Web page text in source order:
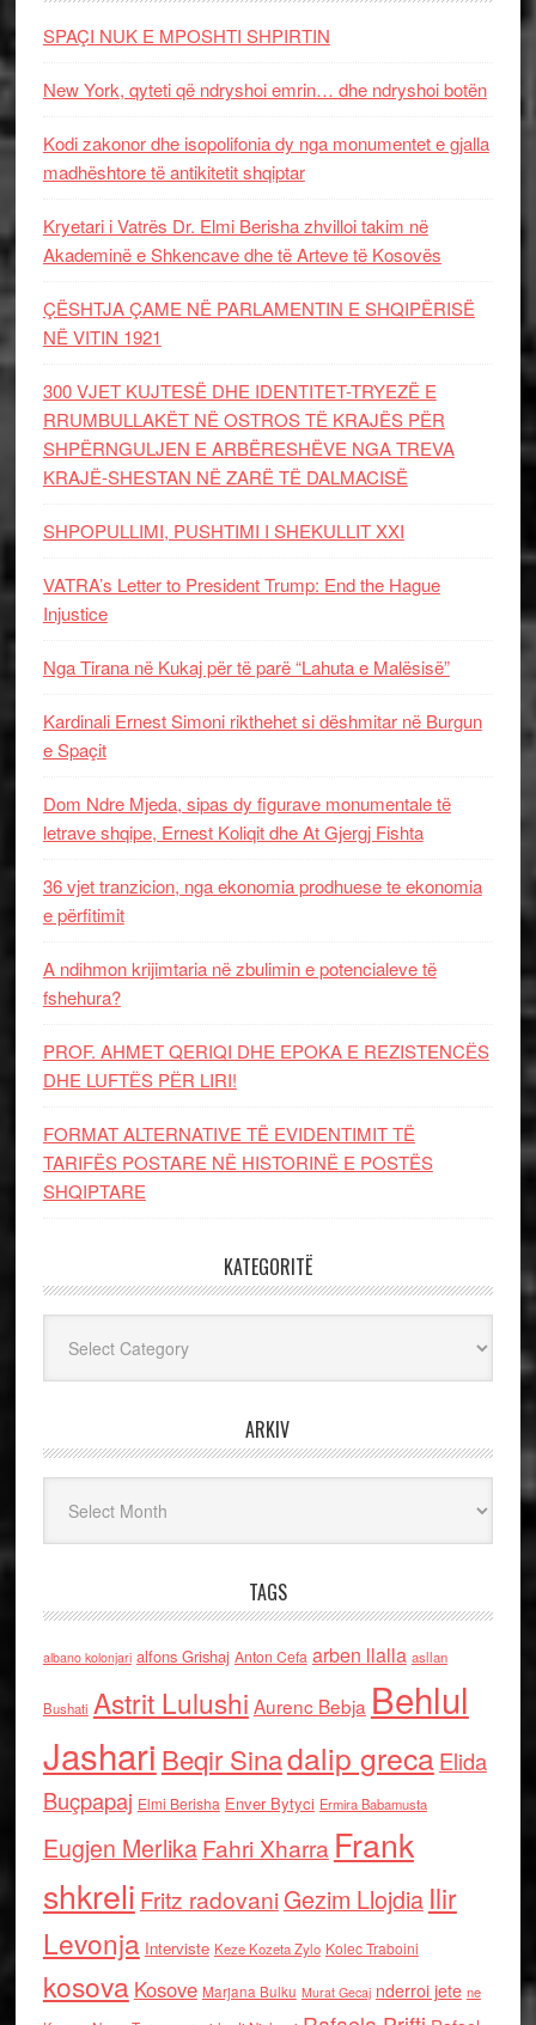
SPAÇI NUK E MPOSHTI SHPIRTIN
New York, qyteti që ndryshoi emrin… dhe ndryshoi botën
Kodi zakonor dhe isopolifonia dy nga monumentet e gjalla
madhështore të antikitetit shqiptar
Kryetari i Vatrës Dr. Elmi Berisha zhvilloi takim në
Akademinë e Shkencave dhe të Arteve të Kosovës
ÇËSHTJA ÇAME NË PARLAMENTIN E SHQIPËRISË
NË VITIN 1921
300 VJET KUJTESË DHE IDENTITET-TRYEZË E
RRUMBULLAKËT NË OSTROS TË KRAJËS PËR
SHPËRNGULJEN E ARBËRESHËVE NGA TREVA
KRAJË-SHESTAN NË ZARË TË DALMACISË
SHPOPULLIMI, PUSHTIMI I SHEKULLIT XXI
VATRA’s Letter to President Trump: End the Hague
Injustice
Nga Tirana në Kukaj për të parë “Lahuta e Malësisë”
Kardinali Ernest Simoni rikthehet si dëshmitar në Burgun
e Spaçit
Dom Ndre Mjeda, sipas dy figurave monumentale të
letrave shqipe, Ernest Koliqit dhe At Gjergj Fishta
36 vjet tranzicion, nga ekonomia prodhuese te ekonomia
e përfitimit
A ndihmon krijimtaria në zbulimin e potencialeve të
fshehura?
PROF. AHMET QERIQI DHE EPOKA E REZISTENCЁS
DHE LUFTЁS PЁR LIRI!
FORMAT ALTERNATIVE TË EVIDENTIMIT TË
TARIFËS POSTARE NË HISTORINË E POSTËS
SHQIPTARE
KATEGORITË
ARKIV
TAGS
albano kolonjari alfons Grishaj Anton Cefa arben llalla asllan
Bushati Astrit Lulushi Aurenc Bebja Behlul
Jashari Beqir Sinadalip grecaElida
Buçpapaj Elmi Berisha Enver Bytyci Ermira Babamusta
Eugjen MerlikaFahri Xharra Frank
shkreli Fritz radovaniGezim Llojdia Ilir
Levonja Interviste Keze Kozeta Zylo Kolec Traboini
kosova Kosove Marjana Bulku Murat Gecaj nderroi jete ne